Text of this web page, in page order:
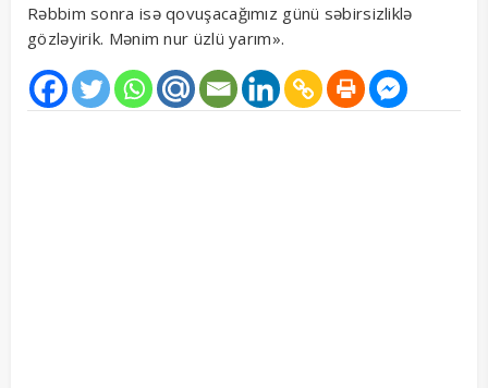
Rəbbim sonra isə qovuşacağımız günü səbirsizliklə
gözləyirik. Mənim nur üzlü yarım».